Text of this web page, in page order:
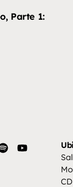
Parte 1: